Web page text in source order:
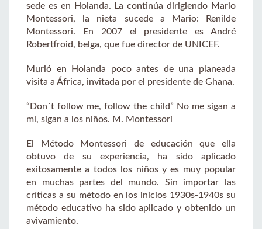
sede es en Holanda. La continúa dirigiendo Mario
Montessori, la nieta sucede a Mario: Renilde
Montessori. En 2007 el presidente es André
Robertfroid, belga, que fue director de UNICEF.
Murió en Holanda poco antes de una planeada
visita a África, invitada por el presidente de Ghana.
“Don´t follow me, follow the child” No me sigan a
mí, sigan a los niños. M. Montessori
El Método Montessori de educación que ella
obtuvo de su experiencia, ha sido aplicado
exitosamente a todos los niños y es muy popular
en muchas partes del mundo. Sin importar las
críticas a su método en los inicios 1930s-1940s su
método educativo ha sido aplicado y obtenido un
avivamiento.